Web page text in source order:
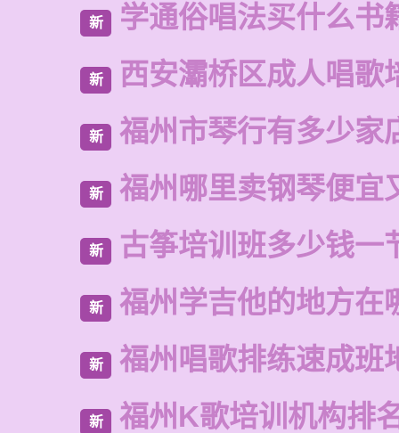
新 学通俗唱法买什么书
新 西安灞桥区成人唱歌
新 福州市琴行有多少家
新 福州哪里卖钢琴便宜
新 古筝培训班多少钱一
新 福州学吉他的地方在
新 福州唱歌排练速成班
新 福州K歌培训机构排